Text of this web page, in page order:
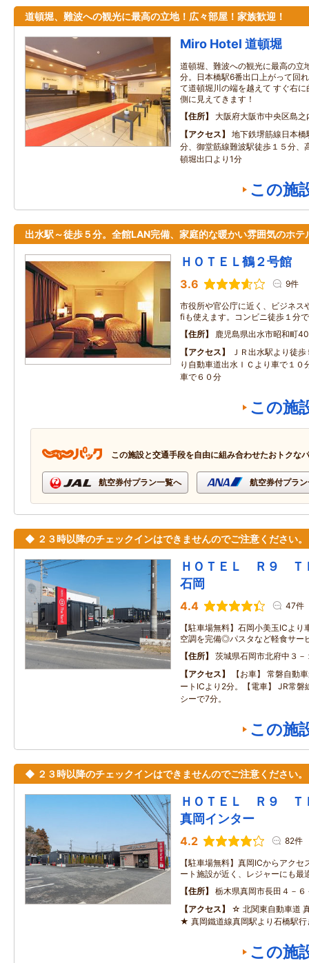
道頓堀、難波への観光に最高の立地！広々部屋！家族歓迎！
Miro Hotel 道頓堀
道頓堀、難波への観光に最高の立
分。日本橋駅6番出口上がって回
て道頓堀川の端を越えて すぐ右
側に見えてきます！
住所
大阪府大阪市中央区島
アクセス
地下鉄堺筋線日本
分、御堂筋線難波駅徒歩１５分、
頓堀出口より1分
この施
出水駅～徒歩５分。全館LAN完備、家庭的な暖かい雰囲気のホテ
ＨＯＴＥＬ鶴２号館
3.6 9件
市役所や官公庁に近く、ビジネ
fiも使えます。コンビニ徒歩１分
住所
鹿児島県出水市昭和町
アクセス
ＪＲ出水駅より徒
り自動車道出水ＩＣより車で１０
車で６０分
この施
この施設と交通手段を自由に組み合わせたおトクな
航空券付プラン一覧へ 航空券付プラ
◆ ２３時以降のチェックインはできませんのでご注意ください。
ＨＯＴＥＬ Ｒ９
石岡
4.4 47件
【駐車場無料】石岡小美玉ICよ
空調を完備◎パスタなど軽食サー
住所
茨城県石岡市北府中３－
アクセス
【お車】 常磐自動
ートICより2分。【電車】 JR常磐
シーで7分。
この施
◆ ２３時以降のチェックインはできませんのでご注意ください。
ＨＯＴＥＬ Ｒ９
真岡インター
4.2 82件
【駐車場無料】真岡ICからアク
ート施設が近く、レジャーにも最
住所
栃木県真岡市長田４－
アクセス
☆ 北関東自動車道
★ 真岡鐵道線真岡駅より石橋駅
この施